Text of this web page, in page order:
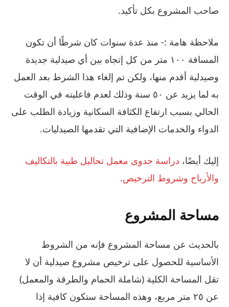
صاحب المشروع بكل تأكيد.
ملاحظة هامة :- منذ عدة سنوات كان شرطًا أن تكون
المسافة ١٠٠ متر من كل إتجاه بين أي صيدلية جديدة
وصيدلية أقدم منها، ولكن تم إلغاء هذا الشرط بعد العمل
به لما يزيد عن ٥٠ سنة وذلك لعدم فاعليته في الوقت
الحالي بسبب ارتفاع الكثافة السكانية وزيادة الطلب على
الدواء والخدمات الإضافية التي تقدمها الصيدليات.
إليك أيضًا، دراسة جدوى معمل تحاليل طبية بالتكاليف
والأرباح وشروط الترخيص.
مساحة المشروع
بالحديث عن مساحة المشروع فإنه من الشروط
الأساسية للحصول على ترخيص مشروع صيدلية أن لا
تقل المساحة الكلية (شاملة الحمام والطرقة والمعمل)
عن ٢٥ متر مربع، وهذه المساحة ستكون كافية إذا